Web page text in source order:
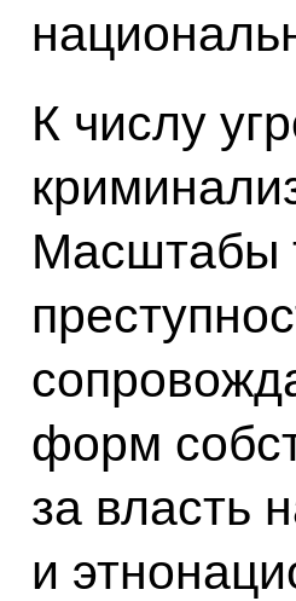
К числу
Масштабы
форм
за власть
и